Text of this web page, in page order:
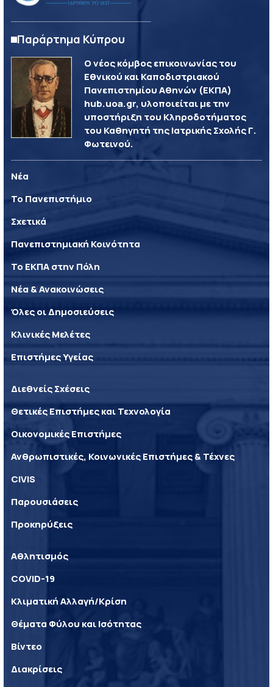
Παράρτημα Κύπρου
Ο νέος κόμβος επικοινωνίας του
Εθνικού και Καποδιστριακού
Πανεπιστημίου Αθηνών (ΕΚΠΑ)
hub.uoa.gr, υλοποιείται με την
υποστήριξη του Κληροδοτήματος
του Καθηγητή της Ιατρικής Σχολής Γ.
Φωτεινού.
Νέα
Το Πανεπιστήμιο
Σχετικά
Πανεπιστημιακή Κοινότητα
Το ΕΚΠΑ στην Πόλη
Νέα & Ανακοινώσεις
Όλες οι Δημοσιεύσεις
Κλινικές Μελέτες
Επιστήμες Υγείας
Διεθνείς Σχέσεις
Θετικές Επιστήμες και Τεχνολογία
Οικονομικές Επιστήμες
Ανθρωπιστικές, Κοινωνικές Επιστήμες & Τέχνες
CIVIS
Παρουσιάσεις
Προκηρύξεις
Αθλητισμός
COVID-19
Κλιματική Αλλαγή/Κρίση
Θέματα Φύλου και Ισότητας
Βίντεο
Διακρίσεις